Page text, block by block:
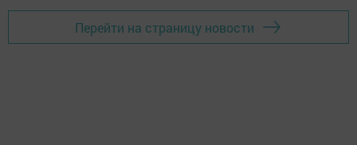
Перейти на страницу новости